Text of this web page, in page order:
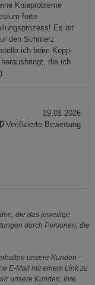
Knieprobleme
forte
Es ist
den Schmerz
ich beim Kopp-
die ich
19.01.2026
Verifizierte Bewertung
die das jeweilige
durch Personen, die
unsere Kunden –
E-Mail mit einem Link zu
unsere Kunden, ihre